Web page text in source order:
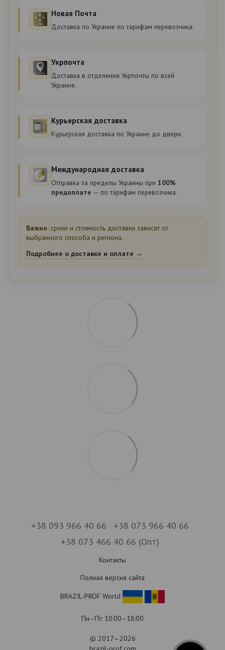
Новая Почта
Доставка по Украине по тарифам перевозчика.
Укрпочта
Доставка в отделения Укрпочты по всей
Украине.
Курьерская доставка
Курьерская доставка по Украине до двери.
Международная доставка
Отправка за пределы Украины при 100%
предоплате — по тарифам перевозчика.
Важно: сроки и стоимость доставки зависят от
выбранного способа и региона.
Подробнее о доставке и оплате →
+38 093 966 40 66
+38 073 966 40 66
+38 073 466 40 66 (Опт)
Контакты
Полная версия сайта
BRAZIL-PROF World
Пн–Пт: 10:00–18:00
© 2017—2026